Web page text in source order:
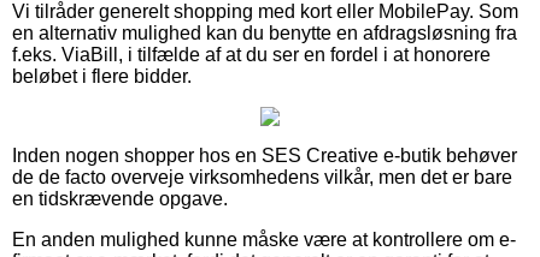
Vi tilråder generelt shopping med kort eller MobilePay. Som
en alternativ mulighed kan du benytte en afdragsløsning fra
f.eks. ViaBill, i tilfælde af at du ser en fordel i at honorere
beløbet i flere bidder.
Inden nogen shopper hos en SES Creative e-butik behøver
de de facto overveje virksomhedens vilkår, men det er bare
en tidskrævende opgave.
En anden mulighed kunne måske være at kontrollere om e-